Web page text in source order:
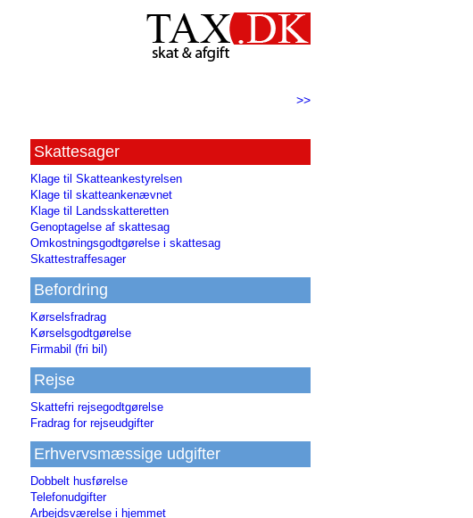
>>
Skattesager
Klage til Skatteankestyrelsen
Klage til skatteankenævnet
Klage til Landsskatteretten
Genoptagelse af skattesag
Omkostningsgodtgørelse i skattesag
Skattestraffesager
Befordring
Kørselsfradrag
Kørselsgodtgørelse
Firmabil (fri bil)
Rejse
Skattefri rejsegodtgørelse
Fradrag for rejseudgifter
Erhvervsmæssige udgifter
Dobbelt husførelse
Telefonudgifter
Arbejdsværelse i hjemmet